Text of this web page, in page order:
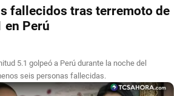
fallecidos tras terremoto de
en Perú
5.1 golpeó a Perú durante la noche del
seis personas fallecidas.